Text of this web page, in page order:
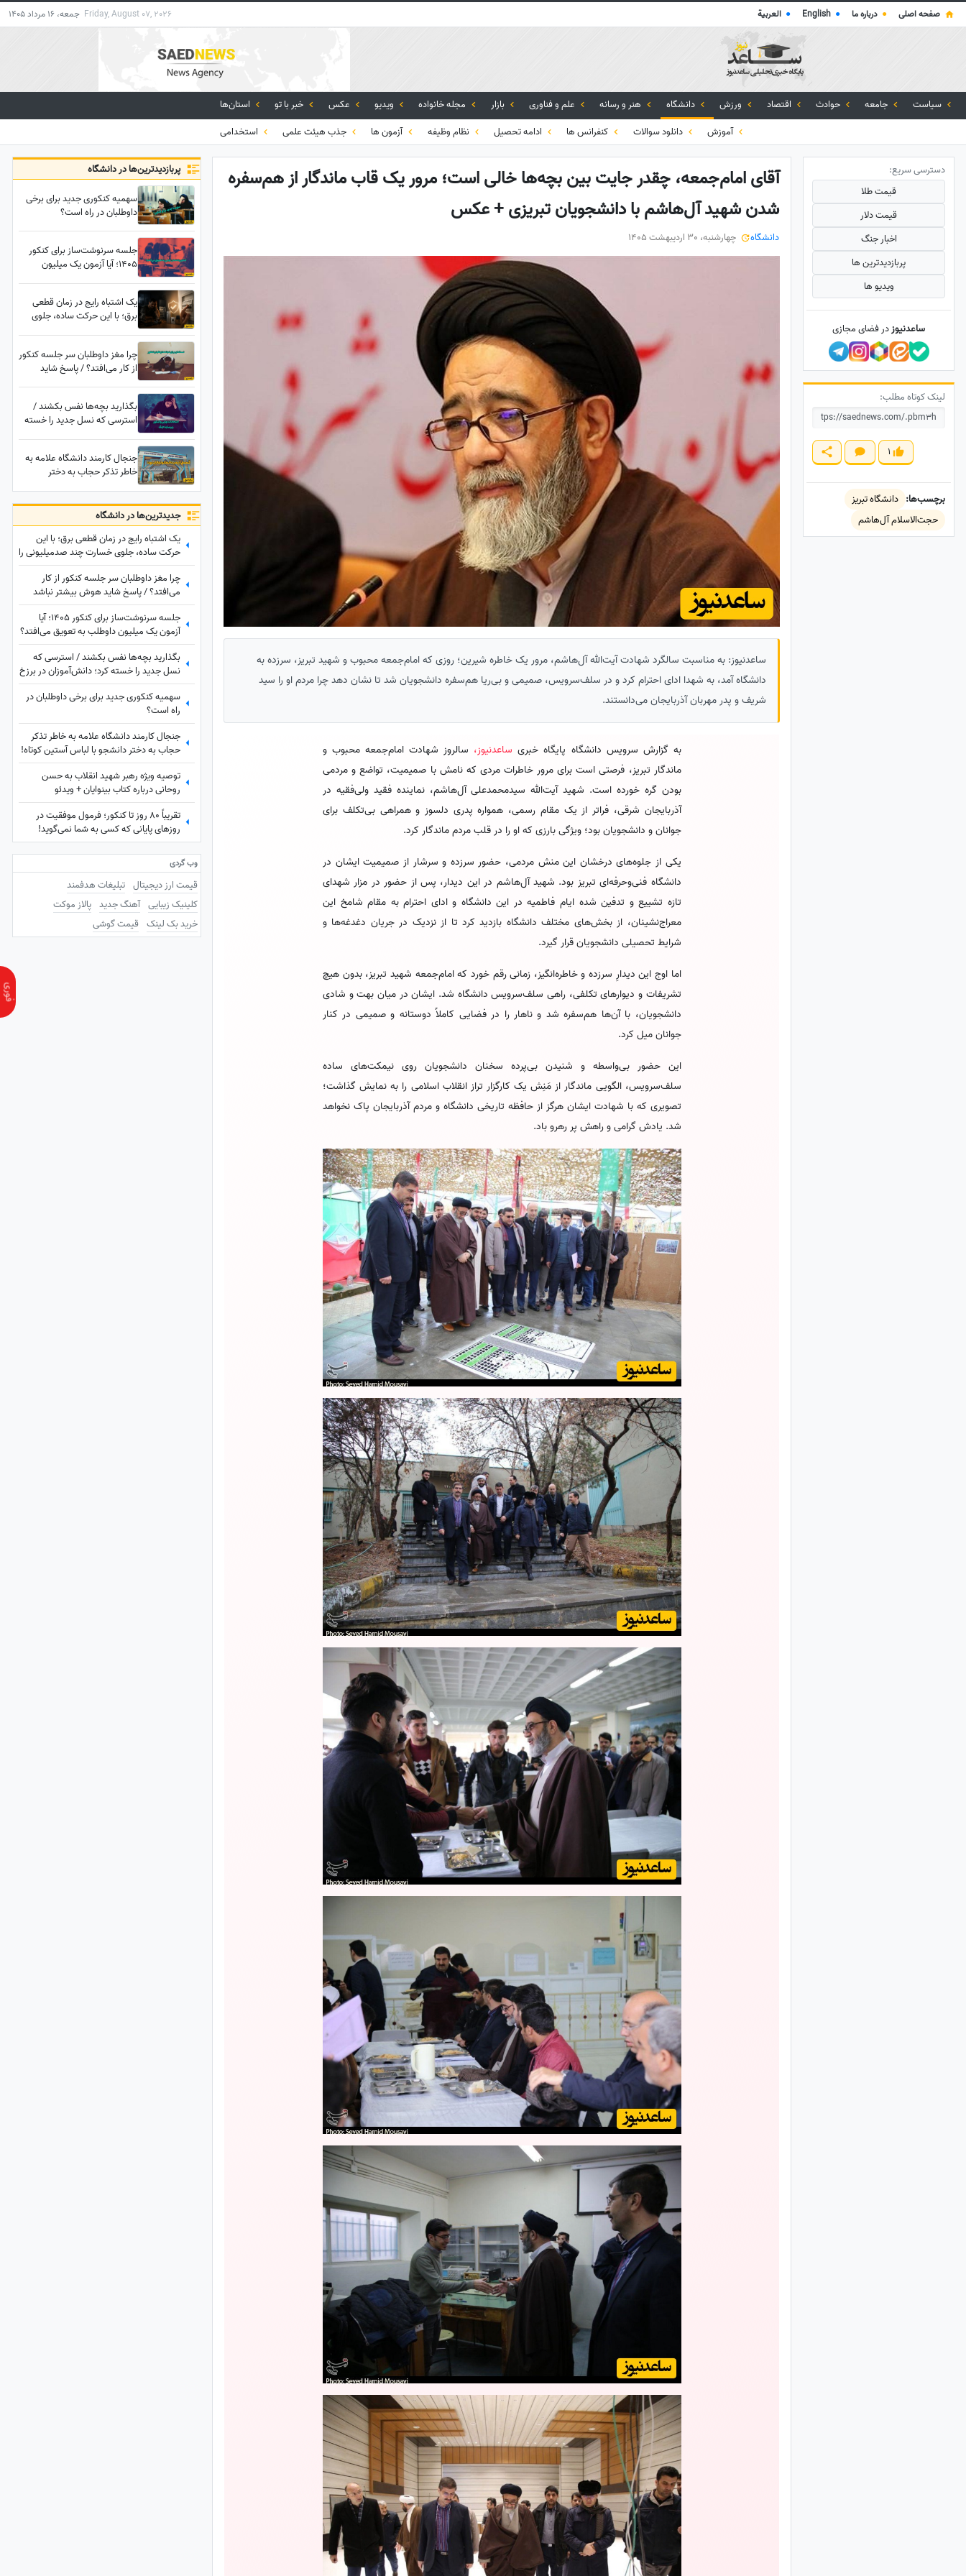
صفحه اصلی ● درباره ما ●
English
● العربية Friday, August 07, 2026 جمعه، 16 مرداد 1405
سیاست جامعه حوادث اقتصاد ورزش دانشگاه هنر و رسانه علم و فناوری بازار مجله خانواده ویدیو عکس خبر با تو
استان‌ها
آموزش
دانلود سوالات کنفرانس ها ادامه تحصیل نظام وظیفه آزمون ها جذب هیئت علمی استخدامی
آقای امام‌جمعه، چقدر جایت بین بچه‌ها خالی است؛ مرور یک قاب ماندگار از هم‌سفره
شدن شهید آل‌‌هاشم با دانشجویان تبریزی + عکس
دانشگاه چهارشنبه، 30 اردیبهشت 1405
ساعدنیوز: به مناسبت سالگرد شهادت آیت‌الله آل‌هاشم، مرور یک خاطره شیرین؛ روزی که امام‌جمعه محبوب و شهید تبریز، سرزده به
دانشگاه آمد، به شهدا ادای احترام کرد و در سلف‌سرویس، صمیمی و بی‌ریا هم‌سفره دانشجویان شد تا نشان دهد چرا مردم او را سید
شریف و پدر مهربان آذربایجان می‌دانستند.
به گزارش سرویس دانشگاه پایگاه خبری ساعدنیوز، سالروز شهادت امام‌جمعه محبوب و
ماندگار تبریز، فرصتی است برای مرور خاطرات مردی که نامش با صمیمیت، تواضع و مردمی
بودن گره خورده است. شهید آیت‌الله سیدمحمدعلی آل‌هاشم، نماینده فقید ولی‌فقیه در
آذربایجان شرقی، فراتر از یک مقام رسمی، همواره پدری دلسوز و همراهی بی‌تکلف برای
جوانان و دانشجویان بود؛ ویژگی بارزی که او را در قلب مردم ماندگار کرد.
یکی از جلوه‌های درخشان این منش مردمی، حضور سرزده و سرشار از صمیمیت ایشان در
دانشگاه فنی‌وحرفه‌ای تبریز بود. شهید آل‌هاشم در این دیدار، پس از حضور در مزار شهدای
تازه تشییع و تدفین شده ایام فاطمیه در این دانشگاه و ادای احترام به مقام شامخ این
معراج‌نشینان، از بخش‌های مختلف دانشگاه بازدید کرد تا از نزدیک در جریان دغدغه‌ها و
شرایط تحصیلی دانشجویان قرار گیرد.
اما اوج این دیدارِ سرزده و خاطره‌انگیز، زمانی رقم خورد که امام‌جمعه شهید تبریز، بدون هیچ
تشریفات و دیوارهای تکلفی، راهی سلف‌سرویس دانشگاه شد. ایشان در میان بهت و شادی
دانشجویان، با آن‌ها هم‌سفره شد و ناهار را در فضایی کاملاً دوستانه و صمیمی در کنار
جوانان میل کرد.
این حضور بی‌واسطه و شنیدن بی‌پرده سخنان دانشجویان روی نیمکت‌های ساده
سلف‌سرویس، الگویی ماندگار از مَنِش یک کارگزار تراز انقلاب اسلامی را به نمایش گذاشت؛
تصویری که با شهادت ایشان هرگز از حافظه تاریخی دانشگاه و مردم آذربایجان پاک نخواهد
شد. یادش گرامی و راهش پر رهرو باد.
پربازدید‌ترین‌ها در دانشگاه
سهمیه کنکوری جدید برای برخی
داوطلبان در راه است؟
جلسه سرنوشت‌ساز برای کنکور
1405؛ آیا آزمون یک میلیون
یک اشتباه رایج در زمان قطعی
برق؛ با این حرکت ساده، جلوی
چرا مغز داوطلبان سر جلسه کنکور
از کار می‌افتد؟ / پاسخ شاید
بگذارید بچه‌ها نفس بکشند /
استرسی که نسل جدید را خسته
جنجال کارمند دانشگاه علامه به
خاطر تذکر حجاب به دختر
ماجرا چیست؟
جدید‌ترین‌ها در دانشگاه
یک اشتباه رایج در زمان قطعی برق؛ با این
حرکت ساده، جلوی خسارت چند صدمیلیونی را
بگیرید
چرا مغز داوطلبان سر جلسه کنکور از کار
می‌افتد؟ / پاسخ شاید هوش بیشتر نباشد
جلسه سرنوشت‌ساز برای کنکور 1405؛ آیا
آزمون یک میلیون داوطلب به تعویق می‌افتد؟
بگذارید بچه‌ها نفس بکشند / استرسی که
نسل جدید را خسته کرد؛ دانش‌آموزان در برزخ
امتحانات نهایی، جنگ، کنکور و ...
سهمیه کنکوری جدید برای برخی داوطلبان در
راه است؟
جنجال کارمند دانشگاه علامه به خاطر تذکر
حجاب به دختر دانشجو با لباس آستین کوتاه!
ماجرا چیست؟
توصیه ویژه رهبر شهید انقلاب به حسن
روحانی درباره کتاب بینوایان + ویدئو
تقریباً 80 روز تا کنکور؛ فرمول موفقیت در
روزهای پایانی که کسی به شما نمی‌گوید!
وب گردی
قیمت ارز دیجیتال تبلیغات هدفمند
کلینیک زیبایی آهنگ جدید پالاز موکت
خرید بک لینک قیمت گوشی
دسترسی سریع:
قیمت طلا
قیمت دلار
اخبار جنگ
پربازدید‌ترین ها
ویدیو ها
ساعدنیوزدر فضای مجازی
لینک کوتاه مطلب:
1
برچسب‌ها: دانشگاه تبریز
حجت‌الاسلام آل‌هاشم